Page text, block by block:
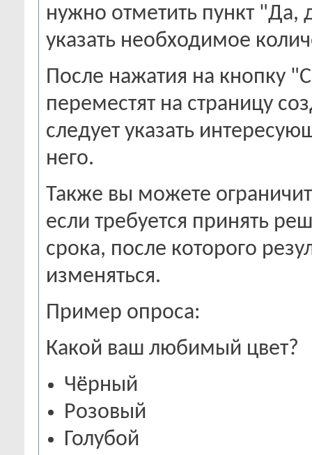
нужно отметить пункт "Да,
указать необходимое
После нажатия на кнопку
переместят на страницу
следует указать
него.
Также вы можете
если требуется принять
срока, после которого
изменяться.
Пример опроса:
Какой ваш любимый цвет?
Чёрный
Розовый
Голубой